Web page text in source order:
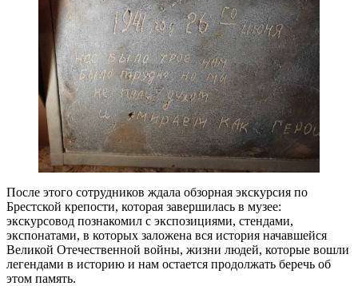
После этого сотрудников ждала обзорная экскурсия по
Брестской крепости, которая завершилась в музее:
экскурсовод познакомил с экспозициями, стендами,
экспонатами, в которых заложена вся история начавшейся
Великой Отечественной войны, жизни людей, которые вошли
легендами в историю и нам остается продолжать беречь об
этом память.